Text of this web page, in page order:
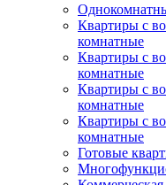
Квартиры с
комнатные
Квартиры с
комнатные
Квартиры с
комнатные
Квартиры с
комнатные
Готовые